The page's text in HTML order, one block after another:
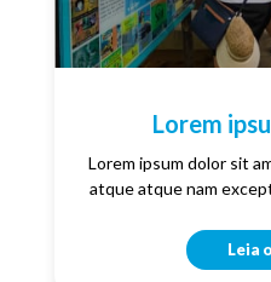
Lorem
Lorem ipsum dolor sit
atque atque nam
Leia